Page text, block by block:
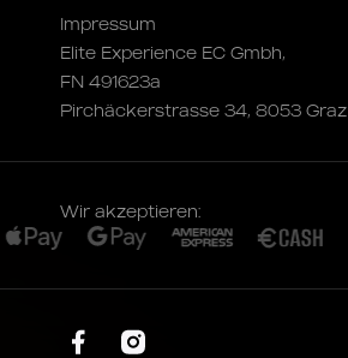
Impressum
Elite Experience EC Gmbh,
FN 491623a
Pirchäckerstrasse 34, 8053 Graz
Wir akzeptieren: